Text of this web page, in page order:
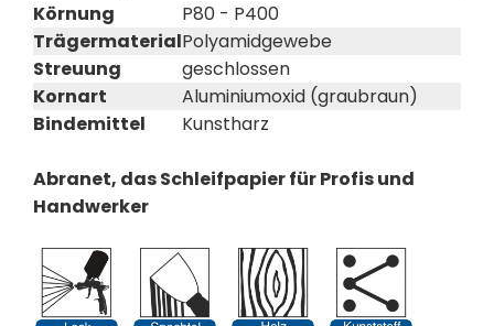
Körnung
P80 - P400
TrägermaterialPolyamidgewebe
Streuung
geschlossen
Kornart
Aluminiumoxid (graubraun)
Bindemittel
Kunstharz
Abranet, das Schleifpapier für Profis und
Handwerker